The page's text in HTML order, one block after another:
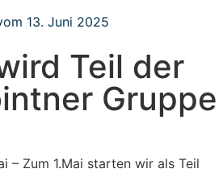
13. Juni 2025
Teil der
Gruppe
– Zum 1.Mai starten wir als Teil